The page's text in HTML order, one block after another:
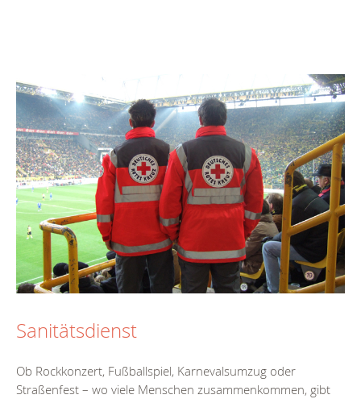
Sanitätsdienst
Ob Rockkonzert, Fußballspiel, Karnevalsumzug oder
Straßenfest – wo viele Menschen zusammenkommen, gibt